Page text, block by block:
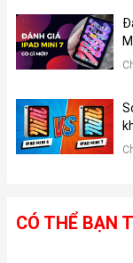
CÓ THỂ BẠN